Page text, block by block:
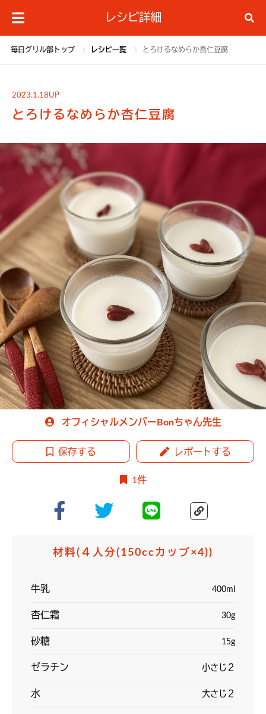
レシピ詳細
毎日グリル部トップ レシピ一覧 とろけるなめらか杏仁豆腐
2023.1.18UP
とろけるなめらか杏仁豆腐
オフィシャルメンバーBonちゃん先生
保存する レポートする
1件
材料(４人分(150ccカップ×4))
牛乳 400ml
杏仁霜 30g
砂糖 15g
ゼラチン 小さじ２
水 大さじ２